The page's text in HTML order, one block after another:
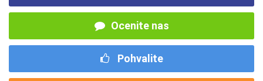
Ocenite nas
Pohvalite